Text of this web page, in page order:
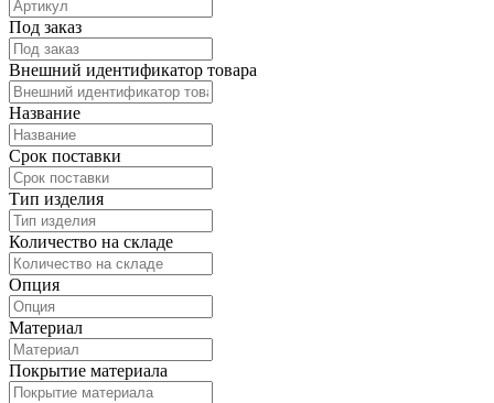
Под заказ
Внешний идентификатор товара
Название
Срок поставки
Тип изделия
Количество на складе
Опция
Материал
Покрытие материала